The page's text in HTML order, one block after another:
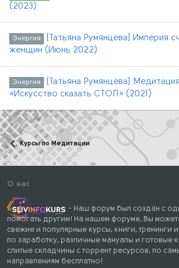
(2023)
Энергия
[Татьяна Румянцева] Империя
женщин (Июнь 2022)
Энергия
[Татьяна Румянцева]
«Искусство сказать СТОП» (2021)
Курсы по Медитации
О нас
- Наш форум был создан с
помогать другим! На нашем форуме, Вы
свежие и популярные курсы, книги, тренинги
по заработку, различные мануалы и готовые
слитые складчины с торрент ресурсов, по
направлениям бесплатно!